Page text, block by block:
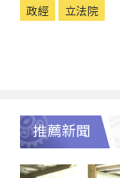
政經 立法院
推薦新聞